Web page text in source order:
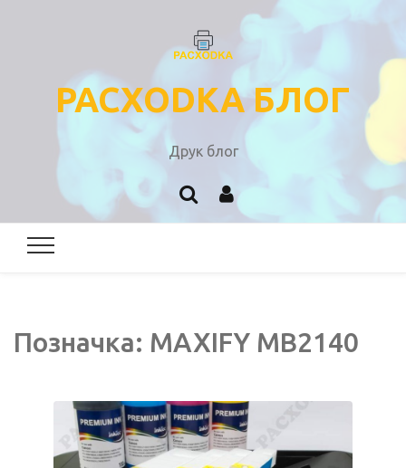
PACXODKA БЛОГ
Друк блог
Позначка: MAXIFY MB2140